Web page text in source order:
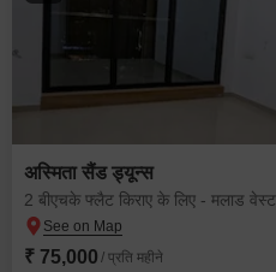
अस्मिता सैंड ड्यून्स
2 बीएचके फ्लैट किराए के लिए - मलाड
₹ 75,000 / प्रति महीने